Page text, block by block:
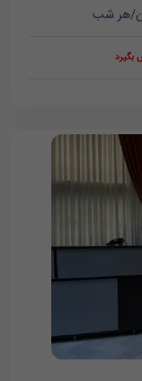
هر شب
بگیرد